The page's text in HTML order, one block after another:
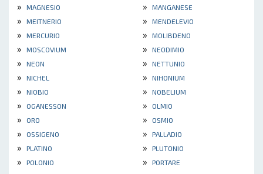
» MAGNESIO » MANGANESE
» MEITNERIO » MENDELEVIO
» MERCURIO » MOLIBDENO
» MOSCOVIUM » NEODIMIO
» NEON » NETTUNIO
» NICHEL » NIHONIUM
» NIOBIO » NOBELIUM
» OGANESSON » OLMIO
» ORO » OSMIO
» OSSIGENO » PALLADIO
» PLATINO » PLUTONIO
» POLONIO » PORTARE